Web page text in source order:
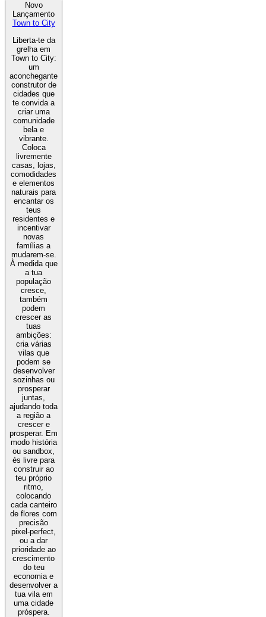
Novo
Lançamento
Town to City
Liberta-te da
grelha em
Town to City:
um
aconchegante
construtor de
cidades que
te convida a
criar uma
comunidade
bela e
vibrante.
Coloca
livremente
casas, lojas,
comodidades
e elementos
naturais para
encantar os
teus
residentes e
incentivar
novas
famílias a
mudarem-se.
À medida que
a tua
população
cresce,
também
podem
crescer as
tuas
ambições:
cria várias
vilas que
podem se
desenvolver
sozinhas ou
prosperar
juntas,
ajudando toda
a região a
crescer e
prosperar. Em
modo história
ou sandbox,
és livre para
construir ao
teu próprio
ritmo,
colocando
cada canteiro
de flores com
precisão
pixel-perfect,
ou a dar
prioridade ao
crescimento
do teu
economia e
desenvolver a
tua vila em
uma cidade
próspera.